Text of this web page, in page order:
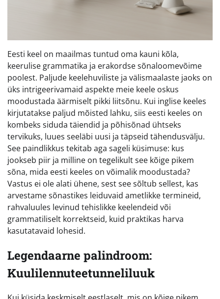
Eesti keel on maailmas tuntud oma kauni kõla,
keerulise grammatika ja erakordse sõnaloomevõime
poolest. Paljude keelehuviliste ja välismaalaste jaoks on
üks intrigeerivamaid aspekte meie keele oskus
moodustada äärmiselt pikki liitsõnu. Kui inglise keeles
kirjutatakse paljud mõisted lahku, siis eesti keeles on
kombeks siduda täiendid ja põhisõnad ühtseks
tervikuks, luues seeläbi uusi ja täpseid tähendusvälju.
See paindlikkus tekitab aga sageli küsimuse: kus
jookseb piir ja milline on tegelikult see kõige pikem
sõna, mida eesti keeles on võimalik moodustada?
Vastus ei ole alati ühene, sest see sõltub sellest, kas
arvestame sõnastikes leiduvaid ametlikke termineid,
rahvaluules levinud tehislikke keelendeid või
grammatiliselt korrektseid, kuid praktikas harva
kasutatavaid lohesid.
Legendaarne palindroom:
Kuulilennuteetunneliluuk